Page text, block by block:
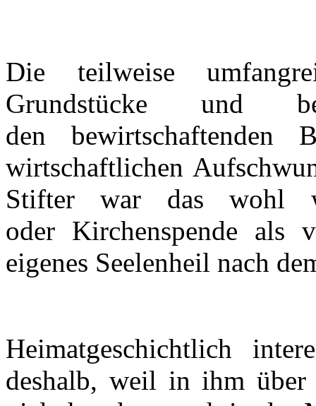
Die teilweise
Grundstücke und
den bewirtschaftenden
wirtschaftlichen
Stifter war das wohl
oder Kirchenspende
eigenes Seelenheil nach
Heimatgeschichtlich
deshalb, weil in ihm über